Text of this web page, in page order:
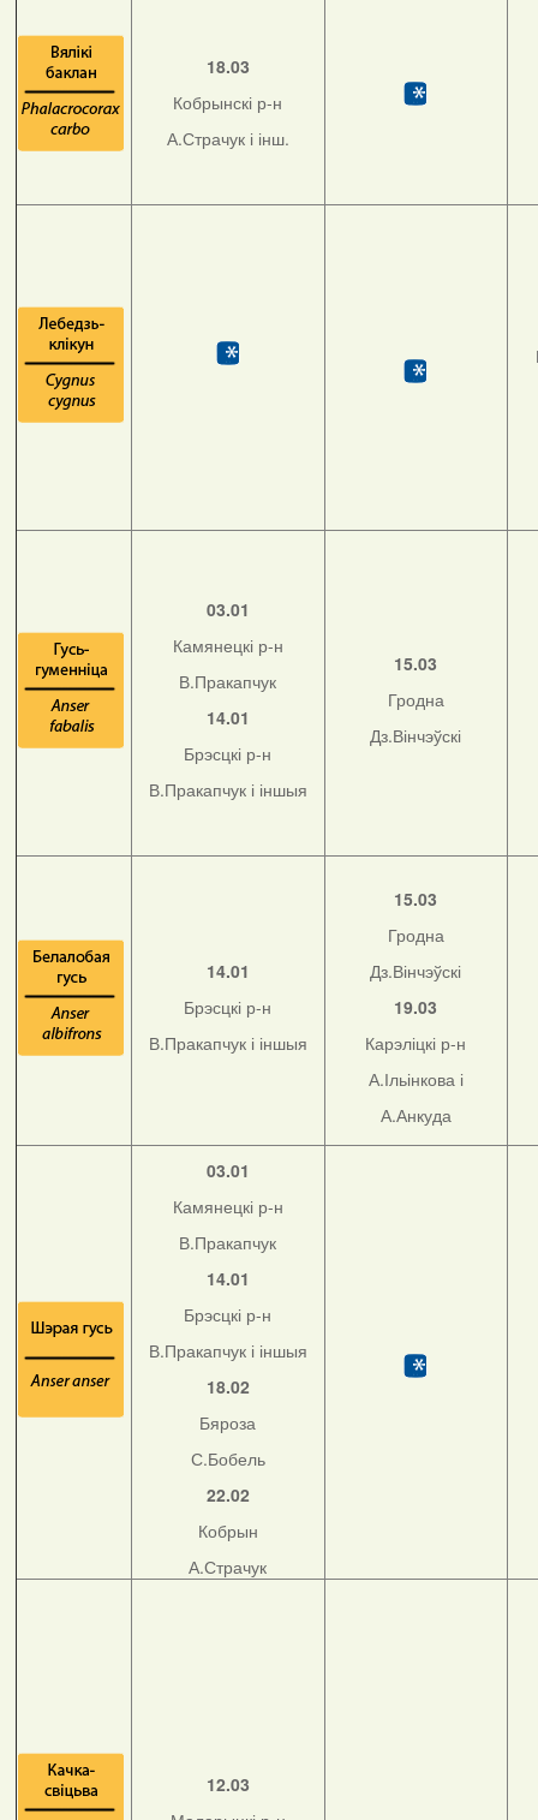
18.03
Кобрынскі р-н
А.Страчук і інш.
03.01
Камянецкі р-н
В.Пракапчук
14.01
Брэсцкі р-н
В.Пракапчук і іншыя
15.03
Гродна
Дз.Вінчэўскі
14.01
Брэсцкі р-н
В.Пракапчук і іншыя
15.03
Гродна
Дз.Вінчэўскі
19.03
Карэліцкі р-н
А.Ільінкова і
А.Анкуда
03.01
Камянецкі р-н
В.Пракапчук
14.01
Брэсцкі р-н
В.Пракапчук і іншыя
18.02
Бяроза
С.Бобель
22.02
Кобрын
А.Страчук
12.03